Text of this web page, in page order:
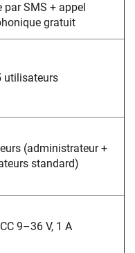
par SMS + appel
gratuit
utilisateurs
(administrateur +
standard)
9–36 V, 1 A